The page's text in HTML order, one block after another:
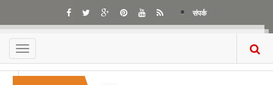
main
content
संपर्क
Toggle
navigation